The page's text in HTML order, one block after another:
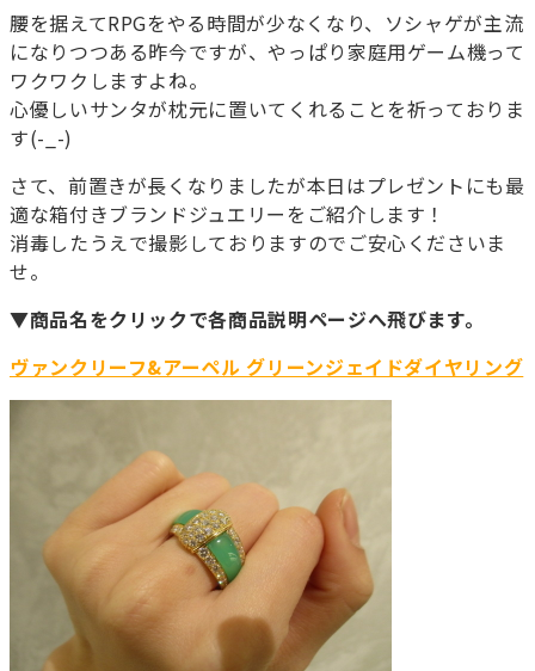
腰を据えてRPGをやる時間が少なくなり、ソシャゲが主流
になりつつある昨今ですが、やっぱり家庭用ゲーム機って
ワクワクしますよね。
心優しいサンタが枕元に置いてくれることを祈っておりま
す(-_-)
さて、前置きが長くなりましたが本日はプレゼントにも最
適な箱付きブランドジュエリーをご紹介します！
消毒したうえで撮影しておりますのでご安心くださいま
せ。
▼商品名をクリックで各商品説明ページへ飛びます。
ヴァンクリーフ&アーペル グリーンジェイドダイヤリング